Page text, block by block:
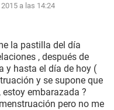
a las 14:24
la pastilla del día
, después de
y hasta el día de hoy (
y se supone que
embarazada ?
pero no me